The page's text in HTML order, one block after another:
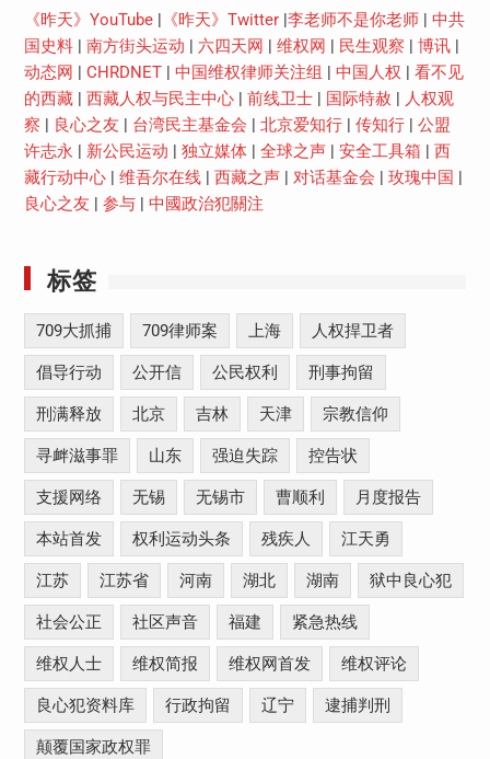
《昨天》YouTube| 《昨天》Twitter| 李老师不是你老师| 中共
国史料| 南方街头运动 六四天网 维权网 民生观察 博讯|
动态网
CHRDNET| 中国维权律师关注组 中国人权
看不见
的西藏| 西藏人权与民主中心| 前线卫士| 国际特赦
人权观
察
良心之友 台湾民主基金会 北京爱知行| 传知行| 公盟
许志永
新公民运动 独立媒体| 全球之声| 安全工具箱
西
藏行动中心| 维吾尔在线| 西藏之声| 对话基金会 玫瑰中国
良心之友
参与| 中國政治犯關注
标签
709大抓捕 709律师案 上海 人权捍卫者
倡导行动 公开信 公民权利 刑事拘留
刑满释放 北京 吉林 天津 宗教信仰
寻衅滋事罪 山东 强迫失踪 控告状
支援网络 无锡 无锡市 曹顺利 月度报告
本站首发 权利运动头条 残疾人 江天勇
江苏 江苏省 河南 湖北 湖南 狱中良心犯
社会公正 社区声音 福建 紧急热线
维权人士 维权简报 维权网首发 维权评论
良心犯资料库 行政拘留 辽宁 逮捕判刑
颠覆国家政权罪